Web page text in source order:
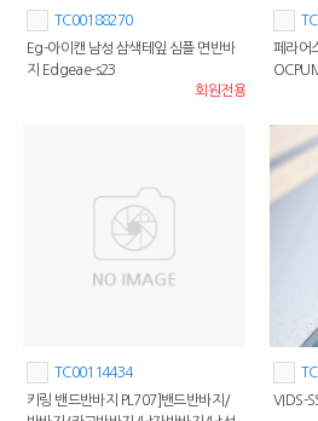
TC00188270
Eg-아이캔 남성 삼색테잎 심플 면반바
지 Edgeae-s23
회원전용
페라어
TC00114434
키링 밴드반바지 PL707]밴드반바지/
VIDS-